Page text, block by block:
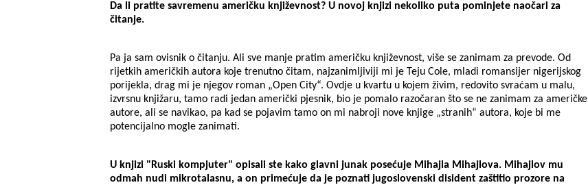
Da li pratite savremenu američku književnost? U novoj knjizi nekoliko puta pominjete naočari za
čitanje.
Pa ja sam ovisnik o čitanju. Ali sve manje pratim američku književnost, više se zanimam za prevode. Od
rijetkih američkih autora koje trenutno čitam, najzanimljiviji mi je Teju Cole, mladi romansijer nigerijskog
porijekla, drag mi je njegov roman „Open City“. Ovdje u kvartu u kojem živim, redovito svraćam u malu,
izvrsnu knjižaru, tamo radi jedan američki pjesnik, bio je pomalo razočaran što se ne zanimam za američke
autore, ali se navikao, pa kad se pojavim tamo on mi nabroji nove knjige „stranih“ autora, koje bi me
potencijalno mogle zanimati.
U knjizi "Ruski kompjuter" opisali ste kako glavni junak posećuje Mihajla Mihajlova. Mihajlov mu
odmah nudi mikrotalasnu, a on primećuje da je poznati jugoslovenski disident zaštitio prozore na